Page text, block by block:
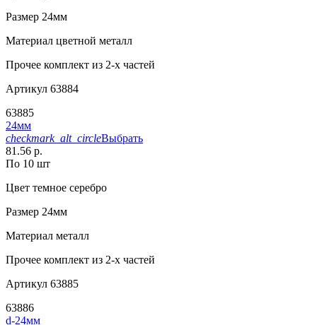
Размер 24мм
Материал цветной металл
Прочее комплект из 2-х частей
Артикул 63884
63885
24мм
checkmark_alt_circleВыбрать
81.56 р.
По 10 шт
Цвет темное серебро
Размер 24мм
Материал металл
Прочее комплект из 2-х частей
Артикул 63885
63886
d-24мм